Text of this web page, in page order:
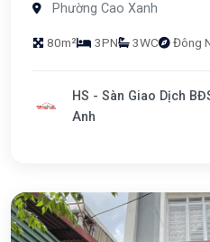
Phường Cao Xanh
80m² 3PN 3WC Đông
HS - Sàn Giao Dịch
Anh